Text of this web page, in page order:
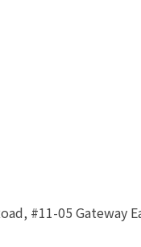
#11-05 Gateway